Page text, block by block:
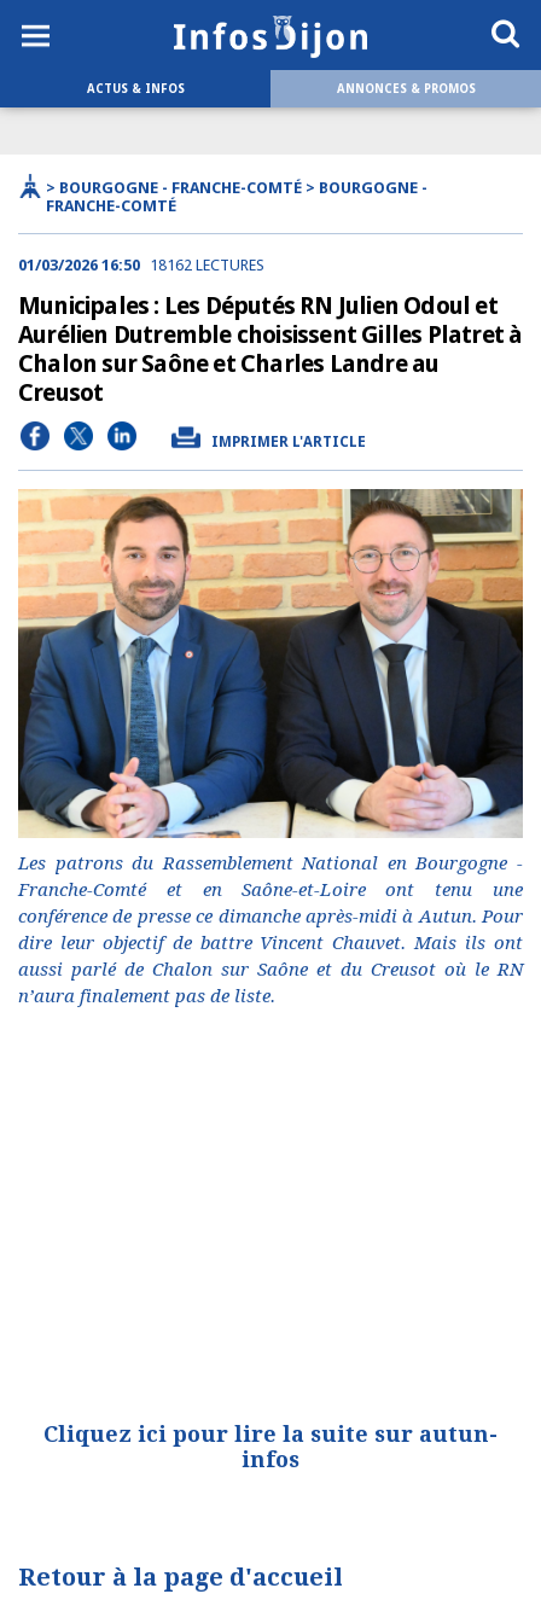
ACTUS & INFOS ANNONCES & PROMOS
> BOURGOGNE - FRANCHE-COMTÉ > BOURGOGNE -
FRANCHE-COMTÉ
01/03/2026 16:50 18162 LECTURES
Municipales : Les Députés RN Julien Odoul et
Aurélien Dutremble choisissent Gilles Platret à
Chalon sur Saône et Charles Landre au
Creusot
IMPRIMER L'ARTICLE
Les patrons du Rassemblement National en Bourgogne -
Franche-Comté et en Saône-et-Loire ont tenu une
conférence de presse ce dimanche après-midi à Autun. Pour
dire leur objectif de battre Vincent Chauvet. Mais ils ont
aussi parlé de Chalon sur Saône et du Creusot où le RN
n’aura finalement pas de liste.
Cliquez ici pour lire la suite sur autun-
infos
Retour à la page d'accueil